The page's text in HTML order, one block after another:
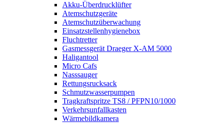
Akku-Überdrucklüfter
Atemschutzgeräte
Atemschutzüberwachung
Einsatzstellenhygienebox
Fluchtretter
Gasmessgerät Draeger X-AM 5000
Haligantool
Micro Cafs
Nasssauger
Rettungsrucksack
Schmutzwasserpumpen
Tragkraftspritze TS8 / PFPN10/1000
Verkehrsunfallkasten
Wärmebildkamera